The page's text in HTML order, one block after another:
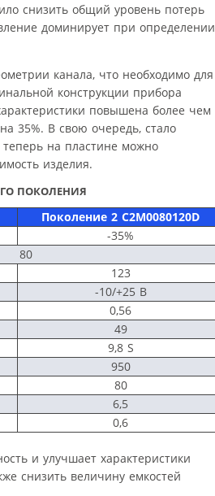
снизить общий уровень потерь
доминирует при определении
канала, что необходимо для
конструкции прибора
повышена более чем
35%. В свою очередь, стало
на пластине можно
изделия.
ГО ПОКОЛЕНИЯ
Поколение 2 C2M0080120D
-35%
80
123
-10/+25 В
0,56
49
9,8 S
950
80
6,5
0,6
и улучшает характеристики
снизить величину емкостей